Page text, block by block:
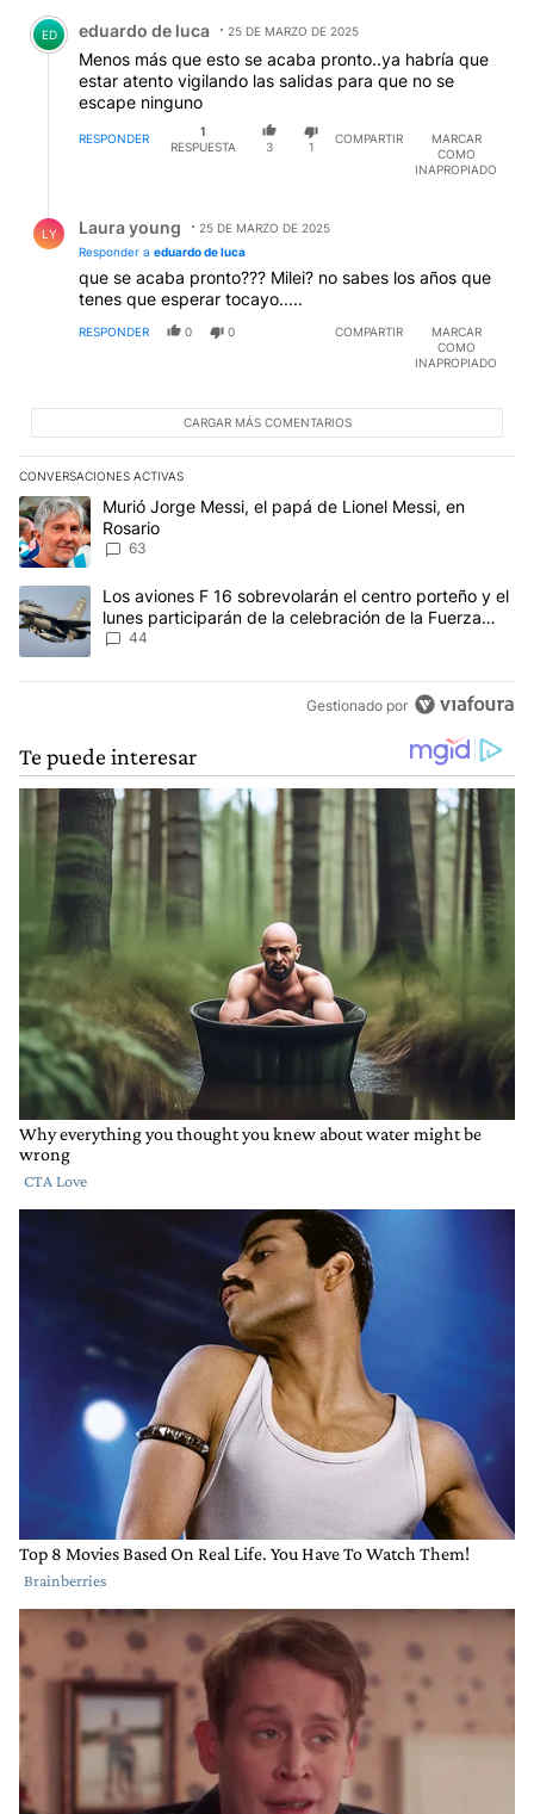
Comentario de eduardo de luca.
ED eduardo de luca 25 DE MARZO DE 2025
Menos más que esto se acaba pronto..ya habría que
estar atento vigilando las salidas para que no se
escape ninguno
RESPONDER
1
RESPUESTA
3 1
COMPARTIR
MARCAR
COMO
INAPROPIADO
LY Laura young
25 DE MARZO DE 2025
Responder a eduardo de luca
que se acaba pronto??? Milei? no sabes los años que
tenes que esperar tocayo.....
RESPONDER 0 0 COMPARTIR
MARCAR
COMO
INAPROPIADO
CARGAR MÁS COMENTARIOS
CONVERSACIONES ACTIVAS
Este listado muestra los artículos con más comentarios en los
Un artículo de tendencia con el título "Murió Jorge Messi, el
Murió Jorge Messi, el papá de Lionel Messi, en
Rosario
63
Un artículo de tendencia con el título "Los aviones F 16
Los aviones F 16 sobrevolarán el centro porteño y el
lunes participarán de la celebración de la Fuerza
Aérea
44
Gestionado por